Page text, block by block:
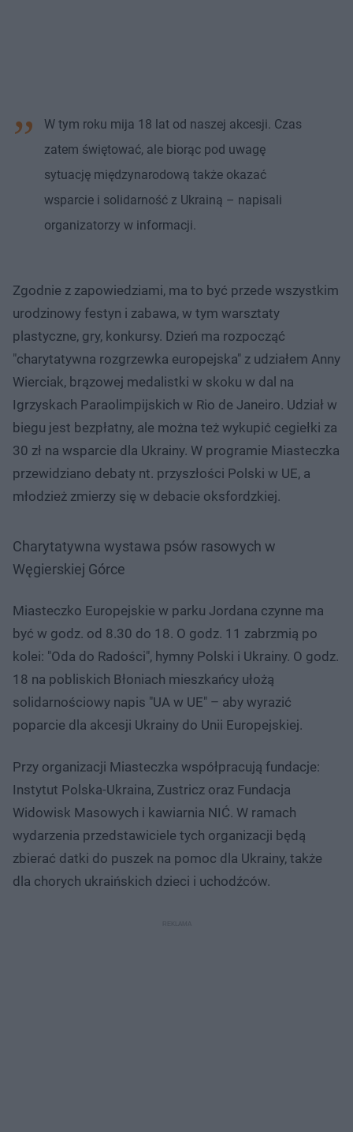
W tym roku mija 18 lat od naszej akcesji. Czas
zatem świętować, ale biorąc pod uwagę
sytuację międzynarodową także okazać
wsparcie i solidarność z Ukrainą – napisali
organizatorzy w informacji.
Zgodnie z zapowiedziami, ma to być przede wszystkim
urodzinowy festyn i zabawa, w tym warsztaty
plastyczne, gry, konkursy. Dzień ma rozpocząć
"charytatywna rozgrzewka europejska" z udziałem Anny
Wierciak, brązowej medalistki w skoku w dal na
Igrzyskach Paraolimpijskich w Rio de Janeiro. Udział w
biegu jest bezpłatny, ale można też wykupić cegiełki za
30 zł na wsparcie dla Ukrainy. W programie Miasteczka
przewidziano debaty nt. przyszłości Polski w UE, a
młodzież zmierzy się w debacie oksfordzkiej.
Charytatywna wystawa psów rasowych w
Węgierskiej Górce
Miasteczko Europejskie w parku Jordana czynne ma
być w godz. od 8.30 do 18. O godz. 11 zabrzmią po
kolei: "Oda do Radości", hymny Polski i Ukrainy. O godz.
18 na pobliskich Błoniach mieszkańcy ułożą
solidarnościowy napis "UA w UE" – aby wyrazić
poparcie dla akcesji Ukrainy do Unii Europejskiej.
Przy organizacji Miasteczka współpracują fundacje:
Instytut Polska-Ukraina, Zustricz oraz Fundacja
Widowisk Masowych i kawiarnia NIĆ. W ramach
wydarzenia przedstawiciele tych organizacji będą
zbierać datki do puszek na pomoc dla Ukrainy, także
dla chorych ukraińskich dzieci i uchodźców.